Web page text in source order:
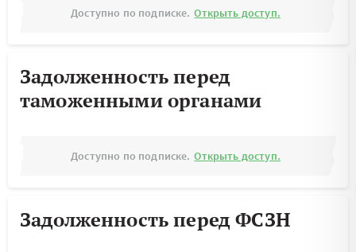
Доступно по подписке. Открыть доступ.
Задолженность перед
таможенными органами
Доступно по подписке. Открыть доступ.
Задолженность перед ФСЗН